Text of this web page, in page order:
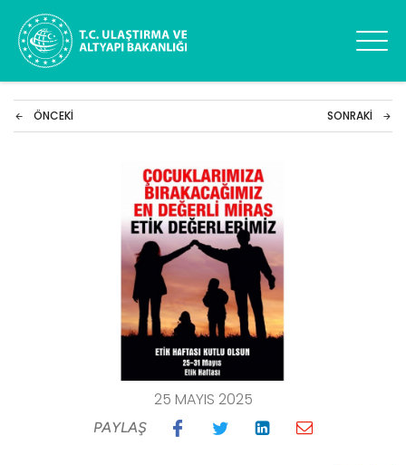
ÖNCEKI SONRAKI
25 MAYIS 2025
PAYLAŞ